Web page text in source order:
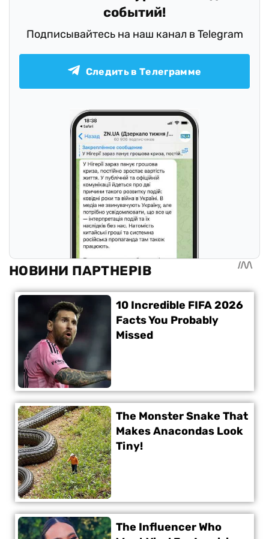
событий!
Подписывайтесь на наш канал в Telegram
Следить в Телеграмме